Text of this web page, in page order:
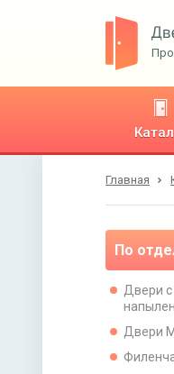
Главная
По
Двери
Двери